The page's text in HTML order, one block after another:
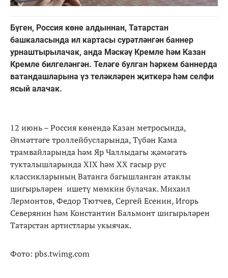
Бүген, Россия көне алдыннан, Татарстан
башкаласында ил картасы сурәтләнгән баннер
урнаштырылачак, анда Мәскәү Кремле һәм Казан
Кремле билгеләнгән. Теләге булган һәркем баннерда
ватандашларына үз теләкләрен җиткерә һәм селфи
ясый алачак.
12 июнь – Россия көнендә Казан метросында,
Әлмәттәге троллейбусларында, Түбән Кама
трамвайларында һәм Яр Чаллыдагы җәмәгать
тукталышларында XIX һәм XX гасыр рус
классикларының Ватанга багышланган атаклы
шигырьләрен ишетү мөмкин булачак. Михаил
Лермонтов, Федор Тютчев, Сергей Есенин, Игорь
Северянин һәм Константин Бальмонт шигырьләрен
Татарстан артистлары укыячак.
Фото: pbs.twimg.com